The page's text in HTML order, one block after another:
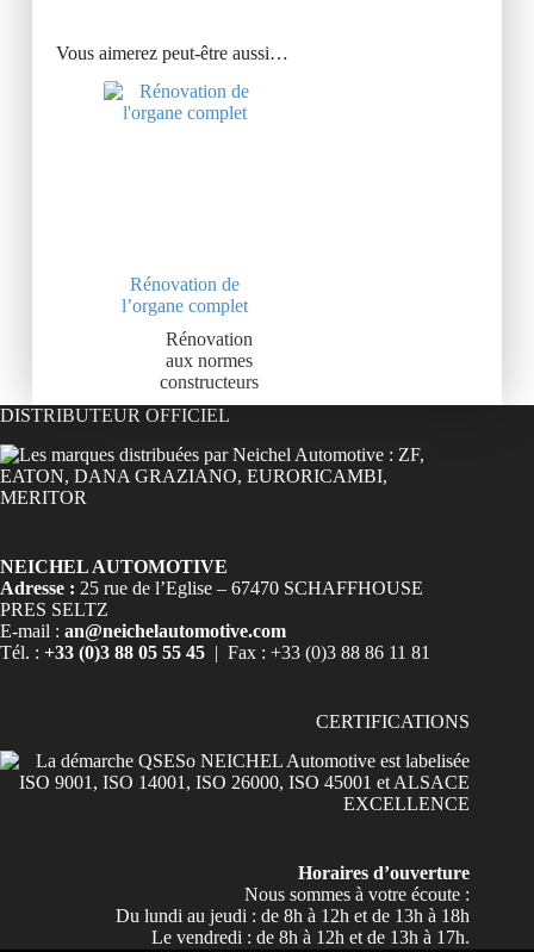
Vous aimerez peut-être aussi…
Rénovation de
l’organe complet
Rénovation
aux normes
constructeurs
DISTRIBUTEUR OFFICIEL
NEICHEL AUTOMOTIVE
Adresse : 25 rue de l’Eglise – 67470 SCHAFFHOUSE
PRES SELTZ
E-mail : an@neichelautomotive.com
Tél. : +33 (0)3 88 05 55 45 | Fax : +33 (0)3 88 86 11 81
CERTIFICATIONS
Horaires d’ouverture
Nous sommes à votre écoute :
Du lundi au jeudi : de 8h à 12h et de 13h à 18h
Le vendredi : de 8h à 12h et de 13h à 17h.